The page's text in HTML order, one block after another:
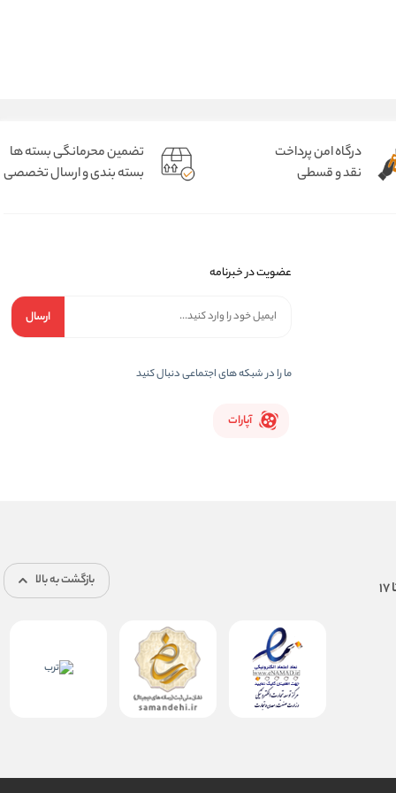
درگاه امن پرداخت
نقد و قسطی
تضمین محرمانگی بسته ها
بسته بندی و ارسال تخصصی
عضویت در خبرنامه
ارسال
ما را در شبکه های اجتماعی دنبال کنید
آپارات
بازگشت به بالا